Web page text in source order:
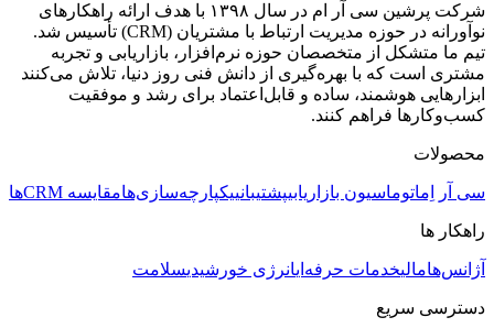
شرکت پرشین سی آر ام در سال ۱۳۹۸ با هدف ارائه راهکارهای
نوآورانه در حوزه مدیریت ارتباط با مشتریان (CRM) تأسیس شد.
تیم ما متشکل از متخصصان حوزه نرم‌افزار، بازاریابی و تجربه
مشتری است که با بهره‌گیری از دانش فنی روز دنیا، تلاش می‌کنند
ابزارهایی هوشمند، ساده و قابل‌اعتماد برای رشد و موفقیت
کسب‌وکارها فراهم کنند.
محصولات
سی آر اِماتوماسیون بازاریابیپشتیبانییکپارچه‌سازی‌هامقایسه CRMها
راهکار ها
آژانس‌هامالیخدمات حرفه‌ایانرژی خورشیدیسلامت
دسترسی سریع